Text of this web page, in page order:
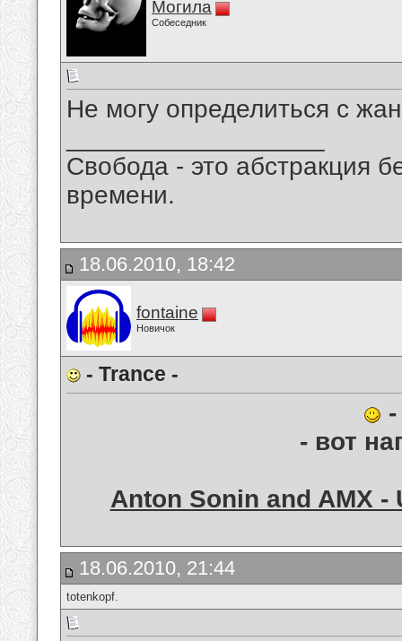
Могила
Собеседник
Не могу определиться с
Свобода - это абстракция
времени.
18.06.2010, 18:42
fontaine
Новичок
- Trance -
- вот
Anton Sonin and AMX
18.06.2010, 21:44
totenkopf.